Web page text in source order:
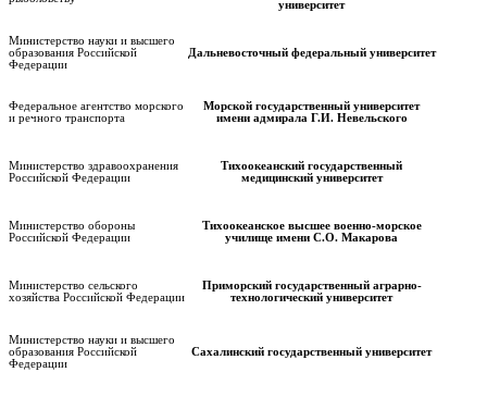
университет
Министерство науки и высшего
образования Российской
Федерации
Дальневосточный федеральный университет
Федеральное агентство морского
и речного транспорта
Морской государственный университет
имени адмирала Г.И. Невельского
Министерство здравоохранения
Российской Федерации
Тихоокеанский государственный
медицинский университет
Министерство обороны
Российской Федерации
Тихоокеанское высшее военно-морское
училище имени С.О. Макарова
Министерство сельского
хозяйства Российской Федерации
Приморский государственный аграрно-
технологический университет
Министерство науки и высшего
образования Российской
Федерации
Сахалинский государственный университет